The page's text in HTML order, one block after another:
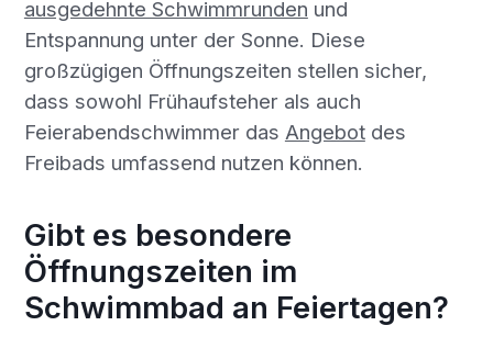
ausgedehnte Schwimmrunden und
Entspannung unter der Sonne. Diese
großzügigen Öffnungszeiten stellen sicher,
dass sowohl Frühaufsteher als auch
Feierabendschwimmer das Angebotdes
Freibads umfassend nutzen können.
Gibt es besondere
Öffnungszeiten im
Schwimmbad an Feiertagen?